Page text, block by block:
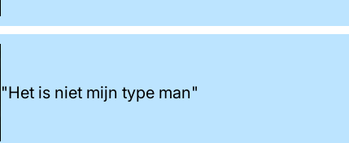
"Het is niet mijn type man"